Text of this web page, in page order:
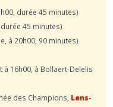
durée 45 minutes)
45 minutes)
à 20h00, 90 minutes)
à 16h00, à Bollaert-Delelis
des Champions, Lens-